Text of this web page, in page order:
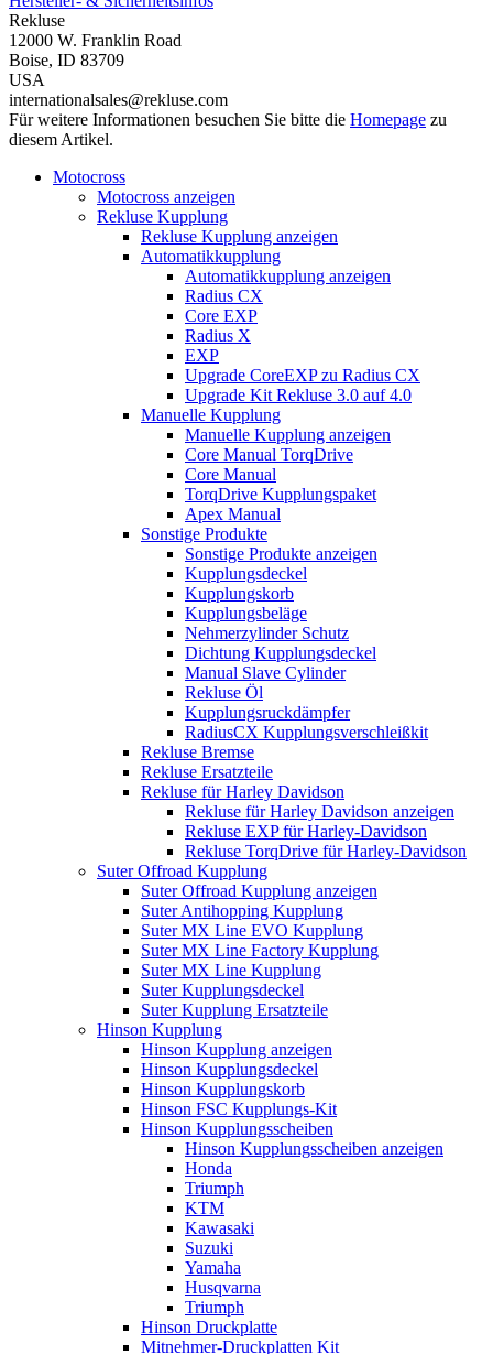
Rekluse
12000 W. Franklin Road
Boise, ID 83709
USA
internationalsales@rekluse.com
Für weitere Informationen besuchen Sie bitte die Homepage zu
diesem Artikel.
Motocross
Motocross anzeigen
Rekluse Kupplung
Rekluse Kupplung anzeigen
Automatikkupplung
Automatikkupplung anzeigen
Radius CX
Core EXP
Radius X
EXP
Upgrade CoreEXP zu Radius CX
Upgrade Kit Rekluse 3.0 auf 4.0
Manuelle Kupplung
Manuelle Kupplung anzeigen
Core Manual TorqDrive
Core Manual
TorqDrive Kupplungspaket
Apex Manual
Sonstige Produkte
Sonstige Produkte anzeigen
Kupplungsdeckel
Kupplungskorb
Kupplungsbeläge
Nehmerzylinder Schutz
Dichtung Kupplungsdeckel
Manual Slave Cylinder
Rekluse Öl
Kupplungsruckdämpfer
RadiusCX Kupplungsverschleißkit
Rekluse Bremse
Rekluse Ersatzteile
Rekluse für Harley Davidson
Rekluse für Harley Davidson anzeigen
Rekluse EXP für Harley-Davidson
Rekluse TorqDrive für Harley-Davidson
Suter Offroad Kupplung
Suter Offroad Kupplung anzeigen
Suter Antihopping Kupplung
Suter MX Line EVO Kupplung
Suter MX Line Factory Kupplung
Suter MX Line Kupplung
Suter Kupplungsdeckel
Suter Kupplung Ersatzteile
Hinson Kupplung
Hinson Kupplung anzeigen
Hinson Kupplungsdeckel
Hinson Kupplungskorb
Hinson FSC Kupplungs-Kit
Hinson Kupplungsscheiben
Hinson Kupplungsscheiben anzeigen
Honda
Triumph
KTM
Kawasaki
Suzuki
Yamaha
Husqvarna
Triumph
Hinson Druckplatte
Mitnehmer-Druckplatten Kit